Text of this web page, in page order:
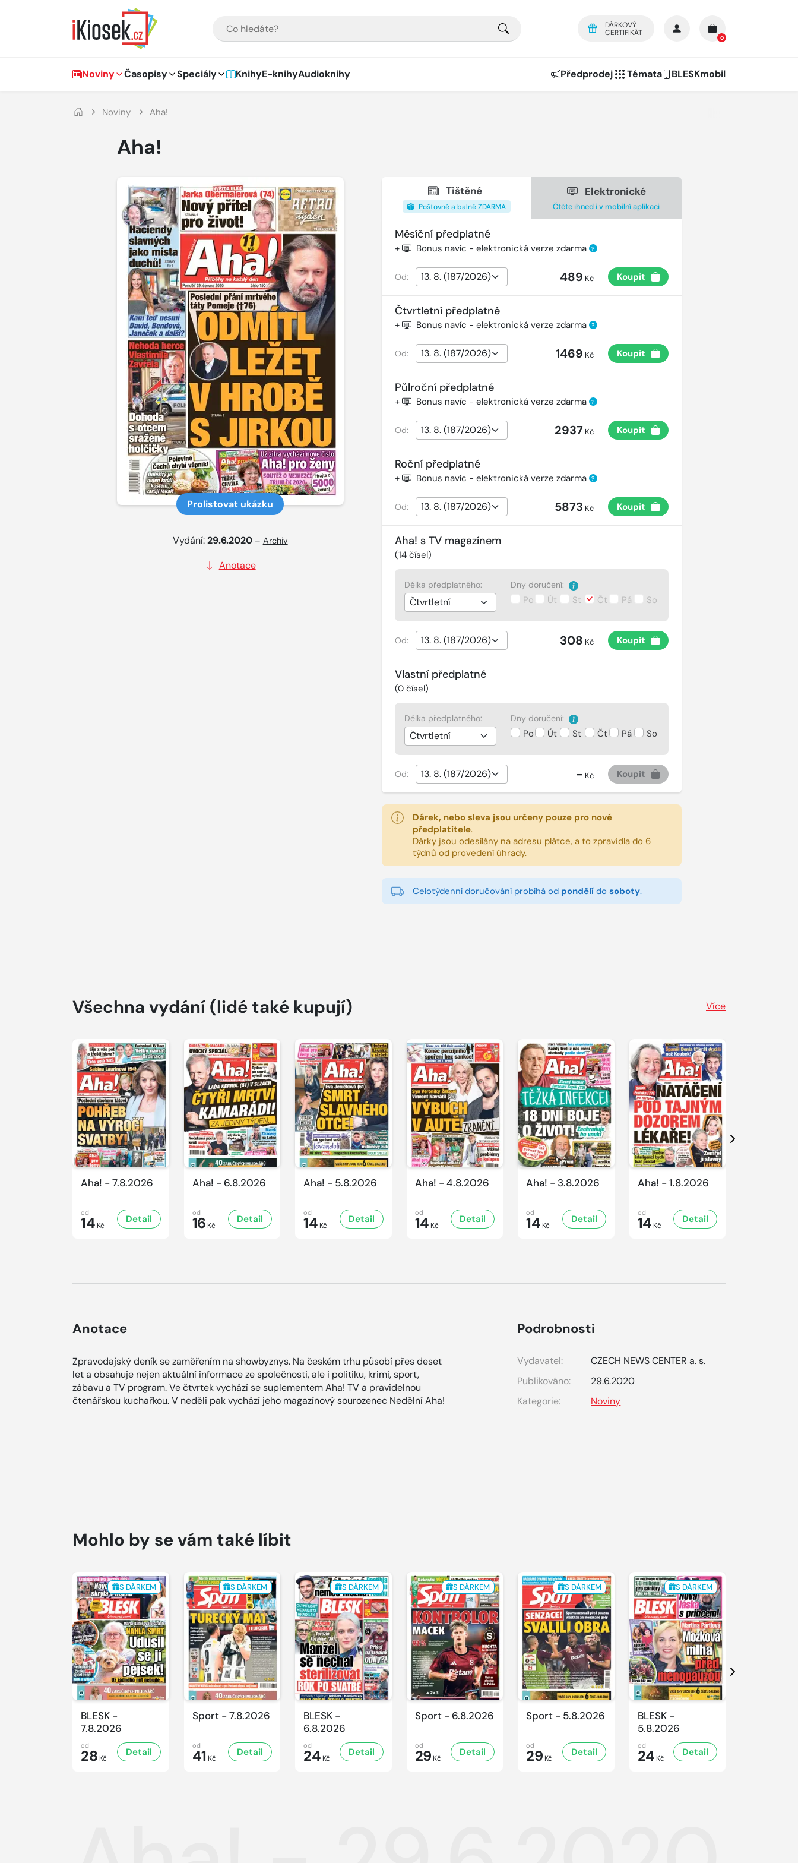
DÁRKOVÝ
CERTIFIKÁT
0
Hlavní navigace
Noviny Časopisy Speciály KnihyE-knihyAudioknihy Předprodej Témata BLESKmobil
Noviny Aha!
Aha!
Prolistovat ukázku
Vydání:29.6.2020 – Archiv
Anotace
Tištěné
Poštovné a balné ZDARMA
Elektronické
Čtěte ihned i v mobilní aplikaci
Měsíční předplatné
+ Bonus navíc - elektronická verze zdarma ?
Od: 489 Kč Koupit
Čtvrtletní předplatné
+ Bonus navíc - elektronická verze zdarma ?
Od: 1469 Kč Koupit
Půlroční předplatné
+ Bonus navíc - elektronická verze zdarma ?
Od: 2937 Kč Koupit
Roční předplatné
+ Bonus navíc - elektronická verze zdarma ?
Od: 5873 Kč Koupit
Aha! s TV magazínem
(14čísel)
Délka předplatného: Dny doručení:
Po Út St Čt Pá So
Od: 308 Kč Koupit
Vlastní předplatné
(0čísel)
Délka předplatného: Dny doručení:
Po Út St Čt Pá So
Od: - Kč Koupit
Dárek, nebo sleva jsou určeny pouze pro nové
předplatitele.
Dárky jsou odesílány na adresu plátce, a to zpravidla do 6
týdnů od provedení úhrady.
Celotýdenní doručování probíhá od pondělído soboty.
Všechna vydání (lidé také kupují) Více
Aha! - 7.8.2026
od
14 Kč
Detail
Aha! - 6.8.2026
od
16 Kč
Detail
Aha! - 5.8.2026
od
14 Kč
Detail
Aha! - 4.8.2026
od
14 Kč
Detail
Aha! - 3.8.2026
od
14 Kč
Detail
Aha! - 1.8.2026
od
14 Kč
Detail
Další
Anotace
Zpravodajský deník se zaměřením na showbyznys. Na českém trhu působí přes deset
let a obsahuje nejen aktuální informace ze společnosti, ale i politiku, krimi, sport,
zábavu a TV program. Ve čtvrtek vychází se suplementem Aha! TV a pravidelnou
čtenářskou kuchařkou. V neděli pak vychází jeho magazínový sourozenec Nedělní Aha!
Podrobnosti
Vydavatel:
CZECH NEWS CENTER a. s.
Publikováno:
29.6.2020
Kategorie:
Noviny
Mohlo by se vám také líbit
S DÁRKEM
BLESK -
7.8.2026
od
28 Kč
Detail
S DÁRKEM
Sport - 7.8.2026
od
41 Kč
Detail
S DÁRKEM
BLESK -
6.8.2026
od
24 Kč
Detail
S DÁRKEM
Sport - 6.8.2026
od
29 Kč
Detail
S DÁRKEM
Sport - 5.8.2026
od
29 Kč
Detail
S DÁRKEM
BLESK -
5.8.2026
od
24 Kč
Detail
Další